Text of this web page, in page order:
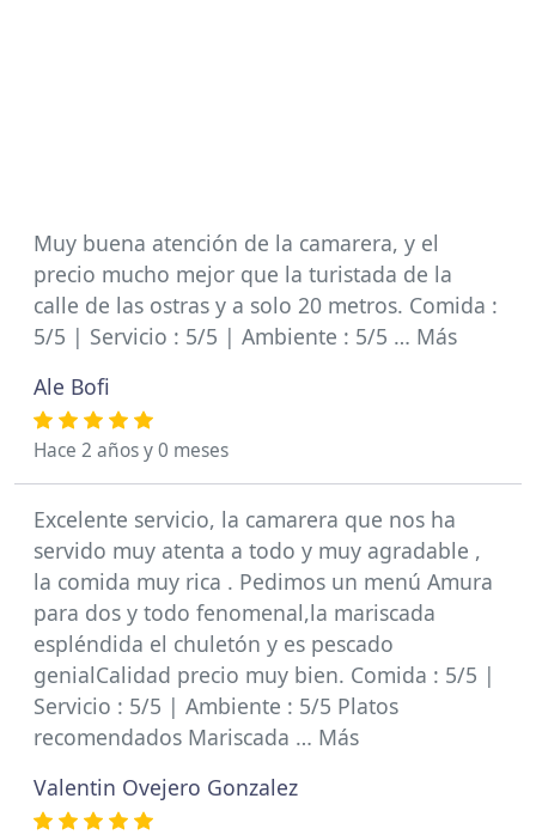
Muy buena atención de la camarera, y el
precio mucho mejor que la turistada de la
calle de las ostras y a solo 20 metros. Comida :
5/5 | Servicio : 5/5 | Ambiente : 5/5 … Más
Ale Bofi
Hace 2 años y 0 meses
Excelente servicio, la camarera que nos ha
servido muy atenta a todo y muy agradable ,
la comida muy rica . Pedimos un menú Amura
para dos y todo fenomenal,la mariscada
espléndida el chuletón y es pescado
genialCalidad precio muy bien. Comida : 5/5 |
Servicio : 5/5 | Ambiente : 5/5 Platos
recomendados Mariscada … Más
Valentin Ovejero Gonzalez